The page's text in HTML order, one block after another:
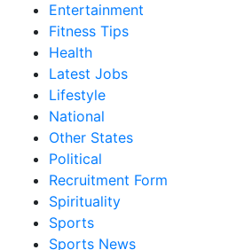
Entertainment
Fitness Tips
Health
Latest Jobs
Lifestyle
National
Other States
Political
Recruitment Form
Spirituality
Sports
Sports News